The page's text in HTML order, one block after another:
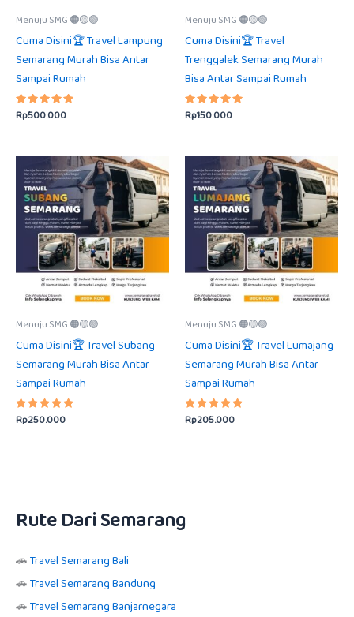
Menuju SMG 🟠🟡🟢
Cuma Disini🏆 Travel Lampung
Semarang Murah Bisa Antar
Sampai Rumah
Dinilai
5.00
Rp500.000
Menuju SMG 🟠🟡🟢
Cuma Disini🏆 Travel
Trenggalek Semarang Murah
Bisa Antar Sampai Rumah
Dinilai
5.00
Rp150.000
Menuju SMG 🟠🟡🟢
Cuma Disini🏆 Travel Subang
Semarang Murah Bisa Antar
Sampai Rumah
Dinilai
5.00
Rp250.000
Menuju SMG 🟠🟡🟢
Cuma Disini🏆 Travel Lumajang
Semarang Murah Bisa Antar
Sampai Rumah
Dinilai
5.00
Rp205.000
Rute Dari Semarang
🚗Travel Semarang Bali
🚗Travel Semarang Bandung
🚗Travel Semarang Banjarnegara